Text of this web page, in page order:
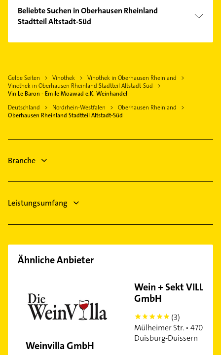
Bottrop
Essen
Voerde (Niederrhein)
Ratingen
Velbert
Phoniatrie
Logopädie
Fensterbauer
Fenster
Klempner
Gasinstallateur
Beliebte Suchen in Oberhausen Rheinland
Stadtteil Altstadt-Süd
Sanitärinstallation
Zahnarzt
Heizung & Sanitär
Immobilien
Gelbe Seiten Vinothek
Vinothek in Oberhausen Rheinland
Vinothek in Oberhausen Rheinland Stadtteil Altstadt-Süd
Vin Le Baron - Emile Moawad e.K. Weinhandel
Deutschland
Nordrhein-Westfalen
Oberhausen Rheinland
Oberhausen Rheinland Stadtteil Altstadt-Süd
Branche
Leistungsumfang
Ähnliche Anbieter
Weinvilla GmbH
Wein + Sekt VILLA
GmbH
5
(3)
Mülheimer Str. • 47058
Duisburg-Duissern